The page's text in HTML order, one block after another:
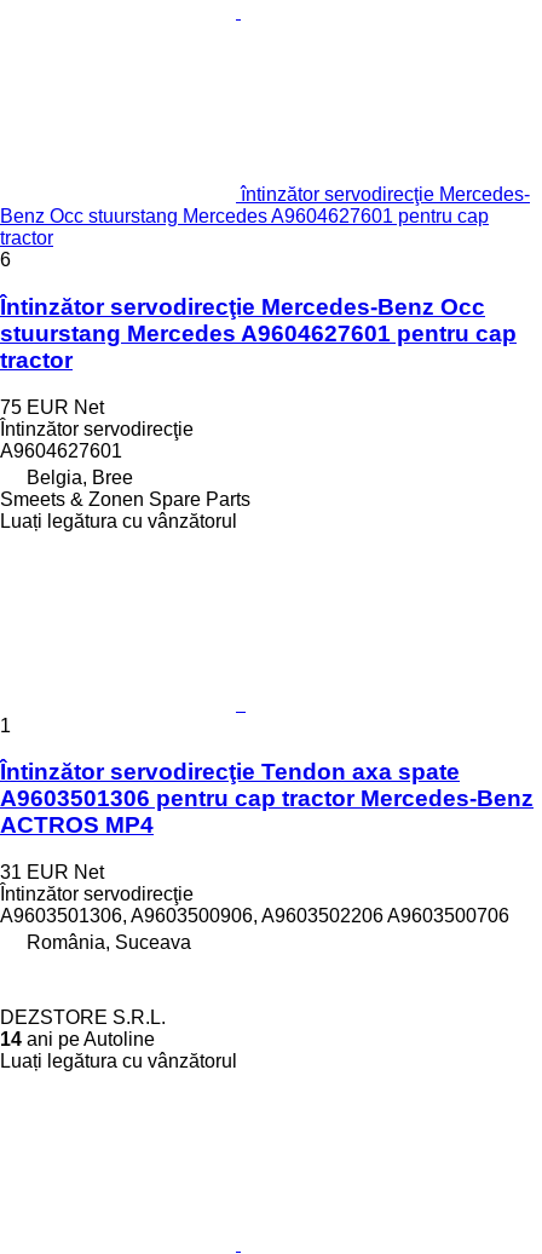
întinzător servodirecţie Mercedes-
Benz Occ stuurstang Mercedes A9604627601 pentru cap
tractor
6
Întinzător servodirecţie Mercedes-Benz Occ
stuurstang Mercedes A9604627601 pentru cap
tractor
75 EUR Net
Întinzător servodirecţie
A9604627601
Belgia, Bree
Smeets & Zonen Spare Parts
Luați legătura cu vânzătorul
1
Întinzător servodirecţie Tendon axa spate
A9603501306 pentru cap tractor Mercedes-Benz
ACTROS MP4
31 EUR Net
Întinzător servodirecţie
A9603501306, A9603500906, A9603502206 A9603500706
România, Suceava
DEZSTORE S.R.L.
14 ani pe Autoline
Luați legătura cu vânzătorul